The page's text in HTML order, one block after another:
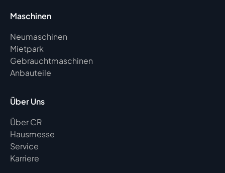
Maschinen
Neumaschinen
Mietpark
Gebrauchtmaschinen
Anbauteile
Über Uns
Über CR
Hausmesse
Service
Karriere